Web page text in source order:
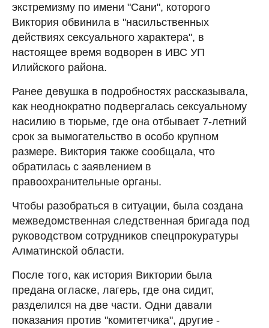
экстремизму по имени "Сани", которого
Виктория обвинила в "насильственных
действиях сексуального характера", в
настоящее время водворен в ИВС УП
Илийского района.
Ранее девушка в подробностях рассказывала,
как неоднократно подвергалась сексуальному
насилию в тюрьме, где она отбывает 7-летний
срок за вымогательство в особо крупном
размере. Виктория также сообщала, что
обратилась с заявлением в
правоохранительные органы.
Чтобы разобраться в ситуации, была создана
межведомственная следственная бригада под
руководством сотрудников спецпрокуратуры
Алматинской области.
После того, как история Виктории была
предана огласке, лагерь, где она сидит,
разделился на две части. Одни давали
показания против "комитетчика", другие -